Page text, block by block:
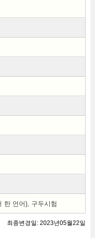
한 언어), 구두시험
최종변경일: 2023년05월22일